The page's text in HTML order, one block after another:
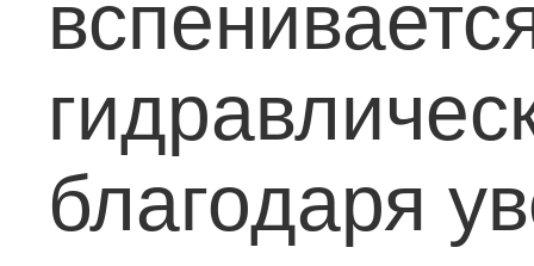
благодаря